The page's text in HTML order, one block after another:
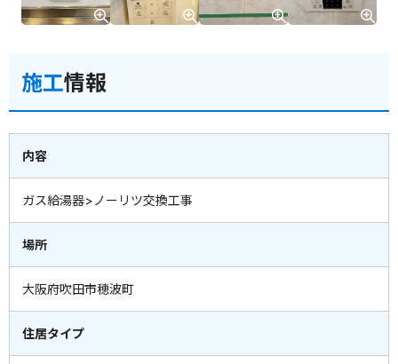
施工情報
内容
ガス給湯器>ノーリツ交換工事
場所
大阪府吹田市穂波町
住居タイプ